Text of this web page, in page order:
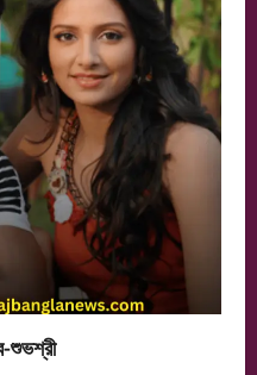
শুভশ্রী